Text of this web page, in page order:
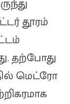
தூரம்
தற்போது
மெட்ரோ